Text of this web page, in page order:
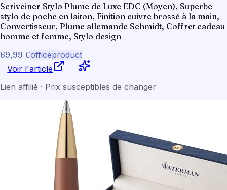
Scriveiner Stylo Plume de Luxe EDC (Moyen), Superbe
stylo de poche en laiton, Finition cuivre brossé à la main,
Convertisseur, Plume allemande Schmidt, Coffret cadeau
homme et femme, Stylo design
69,99 €officeproduct
Voir l'article
Lien affilié · Prix susceptibles de changer